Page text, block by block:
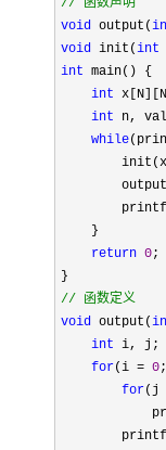
//
函数声明
void output(
void init(int
int main() {
int
int n,
while
    }
return 0;
// 函数定义
void output(
int i, j;
for(i = 0
for(j